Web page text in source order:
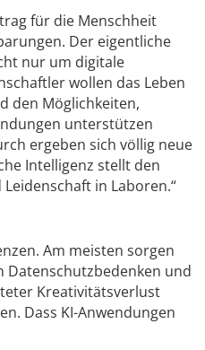
für die Menschheit
Der eigentliche
nur um digitale
wollen das Leben
den Möglichkeiten,
unterstützen
ergeben sich völlig neue
Intelligenz stellt den
in Laboren.“
Am meisten sorgen
Datenschutzbedenken und
Kreativitätsverlust
Dass KI-Anwendungen